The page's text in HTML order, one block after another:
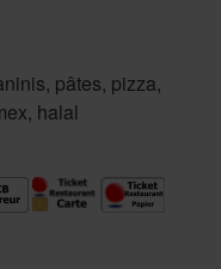
pâtes, pizza,
halal